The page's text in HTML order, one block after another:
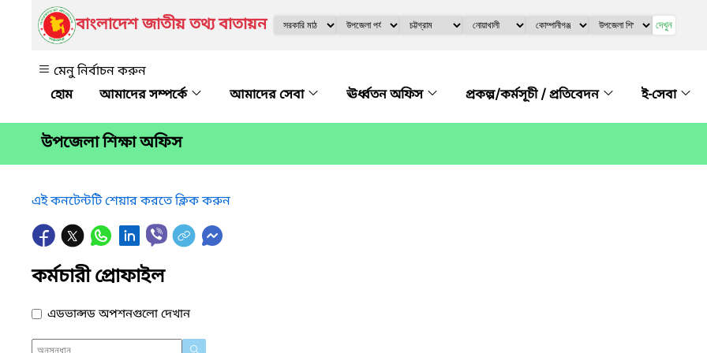
বাংলাদেশ জাতীয় তথ্য বাতায়ন দেখুন
মেনু নির্বাচন করুন
আমাদের সম্পর্কে
আমাদের সেবা ঊর্ধ্বতন অফিস প্রকল্প/কর্মসূচী / প্রতিবেদন ই-সেবা
উপজেলা শিক্ষা অফিস
এই কনটেন্টটি শেয়ার করতে ক্লিক করুন
কর্মচারী প্রোফাইল
এডভান্সড অপশনগুলো দেখান